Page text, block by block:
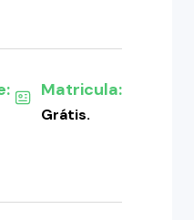
Matricula:
Grátis.